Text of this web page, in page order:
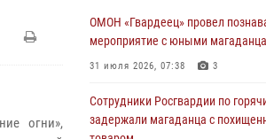
огни»,
ОМОН «Гвардеец» провел
мероприятие с юными
31 июля 2026, 07:38 3
Сотрудники Росгвардии по
задержали магаданца с